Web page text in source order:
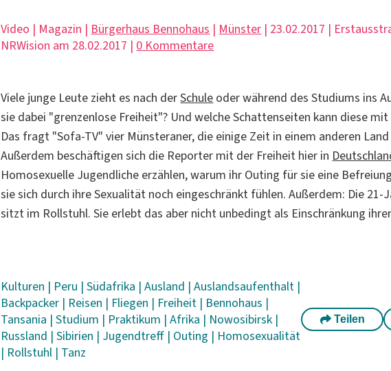
Video | Magazin | Bürgerhaus Bennohaus | Münster | 23.02.2017 |
NRWision am 28.02.2017 | 0 Kommentare
Viele junge Leute zieht es nach derSchule oder während des Studiums ins
sie dabei "grenzenlose Freiheit"? Und welche Schattenseiten kann diese mit
Das fragt "Sofa-TV" vier Münsteraner, die einige Zeit in einem anderen
Außerdem beschäftigen sich die Reporter mit der Freiheit hier in
Homosexuelle Jugendliche erzählen, warum ihr Outing für sie eine
sie sich durch ihre Sexualität noch eingeschränkt fühlen. Außerdem: Die 21-
sitzt im Rollstuhl. Sie erlebt das aber nicht unbedingt als Einschränkung
Kulturen | Peru |Südafrika |Ausland |Auslandsaufenthalt |
Backpacker | Reisen | Fliegen | Freiheit | Bennohaus |
Tansania |Studium | Praktikum |Afrika | Nowosibirsk |
Russland |Sibirien | Jugendtreff | Outing | Homosexualität
| Rollstuhl | Tanz
Teilen